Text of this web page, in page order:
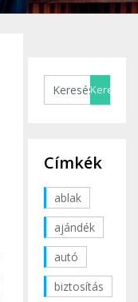
Címkék
ablak
ajándék
autó
biztosítás